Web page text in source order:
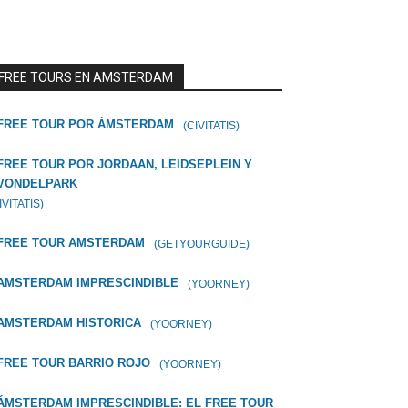
TOURS EN AMSTERDAM
TOUR POR ÁMSTERDAM (CIVITATIS)
TOUR POR JORDAAN, LEIDSEPLEIN Y
TOUR AMSTERDAM (GETYOURGUIDE)
IMPRESCINDIBLE (YOORNEY)
HISTORICA (YOORNEY)
TOUR BARRIO ROJO (YOORNEY)
IMPRESCINDIBLE: EL FREE TOUR